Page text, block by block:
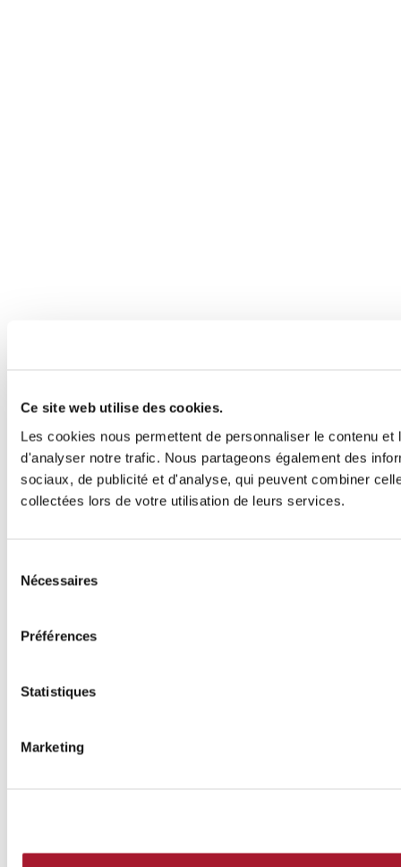
Ce site web utilise des cookies.
Les cookies nous permettent de personnaliser le contenu
d'analyser notre trafic. Nous partageons également des
sociaux, de publicité et d'analyse, qui peuvent combiner
collectées lors de votre utilisation de leurs services.
Nécessaires
Préférences
Statistiques
Marketing